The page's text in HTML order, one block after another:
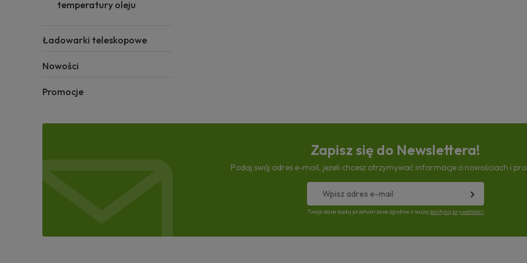
temperatury oleju
Ładowarki teleskopowe
Nowości
Promocje
Zapisz się do Newslettera!
Podaj swój adres e-mail, jeżeli chcesz otrzymywać informacje o nowościach i
Twoje dane będą przetwarzane zgodnie z naszą polityką prywatności